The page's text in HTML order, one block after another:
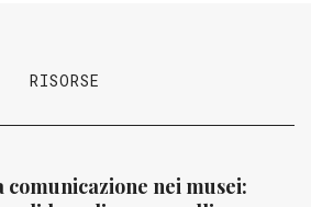
RISORSE
nei musei: